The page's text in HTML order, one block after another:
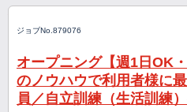
ジョブNo.879076
オープニング【週1日OK
のノウハウで利用者様に
員／自立訓練（生活訓練